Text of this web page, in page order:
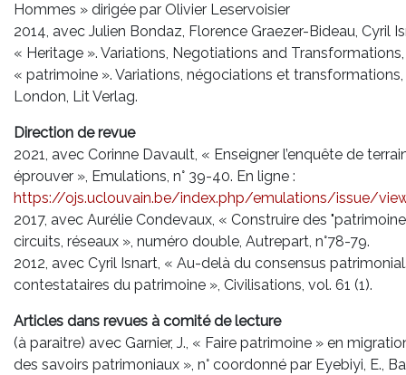
Hommes » dirigée par Olivier Leservoisier
2014, avec Julien Bondaz, Florence Graezer-Bideau, Cyril
« Heritage ». Variations, Negotiations and
« patrimoine ». Variations, négociations et
London, Lit Verlag.
Direction de revue
2021, avec Corinne Davault, « Enseigner l’enquête de
éprouver », Emulations, n° 39-40. En ligne :
https://ojs.uclouvain.be/index.php/emulations/issue/
2017, avec Aurélie Condevaux, « Construire des
circuits, réseaux », numéro double, Autrepart, n°78-79.
2012, avec Cyril Isnart, « Au-delà du consensus
contestataires du patrimoine », Civilisations, vol. 61 (1).
Articles dans revues à comité de lecture
(à paraitre) avec Garnier, J., « Faire patrimoine » en
des savoirs patrimoniaux », n° coordonné par Eyebiyi, E.,